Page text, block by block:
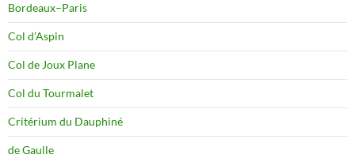
Bordeaux–Paris
Col d’Aspin
Col de Joux Plane
Col du Tourmalet
Critérium du Dauphiné
de Gaulle